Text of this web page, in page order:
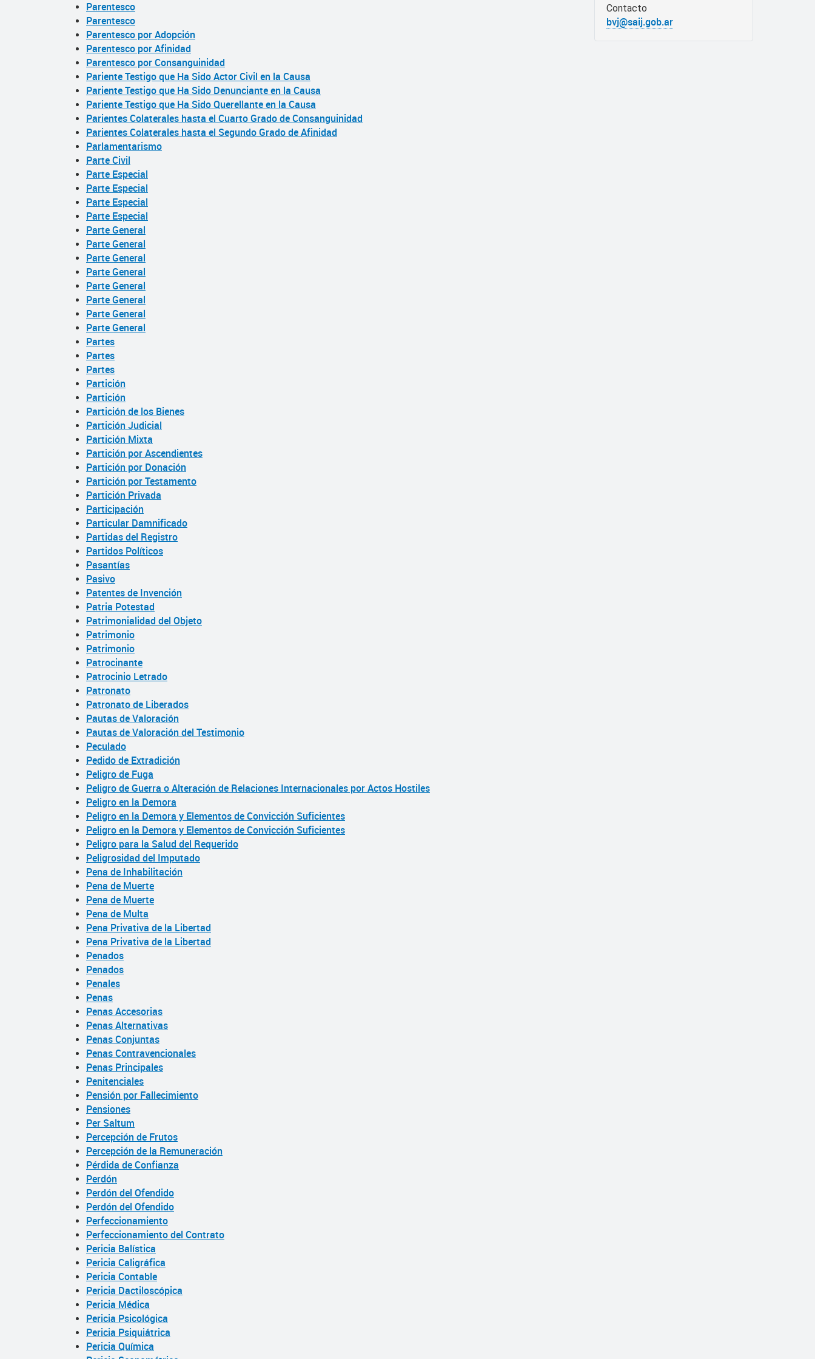
Parentesco
Parentesco
Parentesco por Adopción
Parentesco por Afinidad
Parentesco por Consanguinidad
Pariente Testigo que Ha Sido Actor Civil en la Causa
Pariente Testigo que Ha Sido Denunciante en la Causa
Pariente Testigo que Ha Sido Querellante en la Causa
Parientes Colaterales hasta el Cuarto Grado de Consanguinidad
Parientes Colaterales hasta el Segundo Grado de Afinidad
Parlamentarismo
Parte Civil
Parte Especial
Parte Especial
Parte Especial
Parte Especial
Parte General
Parte General
Parte General
Parte General
Parte General
Parte General
Parte General
Parte General
Partes
Partes
Partes
Partición
Partición
Partición de los Bienes
Partición Judicial
Partición Mixta
Partición por Ascendientes
Partición por Donación
Partición por Testamento
Partición Privada
Participación
Particular Damnificado
Partidas del Registro
Partidos Políticos
Pasantías
Pasivo
Patentes de Invención
Patria Potestad
Patrimonialidad del Objeto
Patrimonio
Patrimonio
Patrocinante
Patrocinio Letrado
Patronato
Patronato de Liberados
Pautas de Valoración
Pautas de Valoración del Testimonio
Peculado
Pedido de Extradición
Peligro de Fuga
Peligro de Guerra o Alteración de Relaciones Internacionales por Actos Hostiles
Peligro en la Demora
Peligro en la Demora y Elementos de Convicción Suficientes
Peligro en la Demora y Elementos de Convicción Suficientes
Peligro para la Salud del Requerido
Peligrosidad del Imputado
Pena de Inhabilitación
Pena de Muerte
Pena de Muerte
Pena de Multa
Pena Privativa de la Libertad
Pena Privativa de la Libertad
Penados
Penados
Penales
Penas
Penas Accesorias
Penas Alternativas
Penas Conjuntas
Penas Contravencionales
Penas Principales
Penitenciales
Pensión por Fallecimiento
Pensiones
Per Saltum
Percepción de Frutos
Percepción de la Remuneración
Pérdida de Confianza
Perdón
Perdón del Ofendido
Perdón del Ofendido
Perfeccionamiento
Perfeccionamiento del Contrato
Pericia Balística
Pericia Caligráfica
Pericia Contable
Pericia Dactiloscópica
Pericia Médica
Pericia Psicológica
Pericia Psiquiátrica
Pericia Química
Contacto
bvj@saij.gob.ar